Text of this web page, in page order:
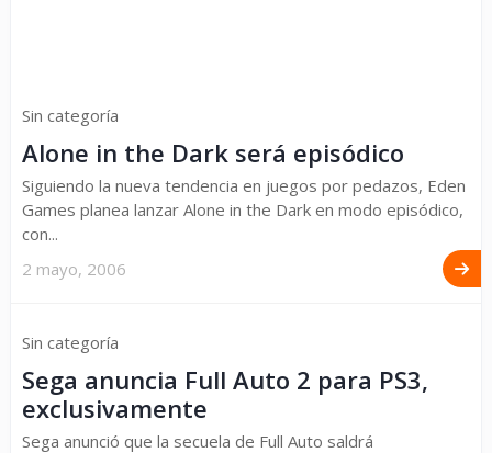
Sin categoría
Alone in the Dark será episódico
Siguiendo la nueva tendencia en juegos por pedazos, Eden
Games planea lanzar Alone in the Dark en modo episódico,
con...
2 mayo, 2006
Sin categoría
Sega anuncia Full Auto 2 para PS3,
exclusivamente
Sega anunció que la secuela de Full Auto saldrá